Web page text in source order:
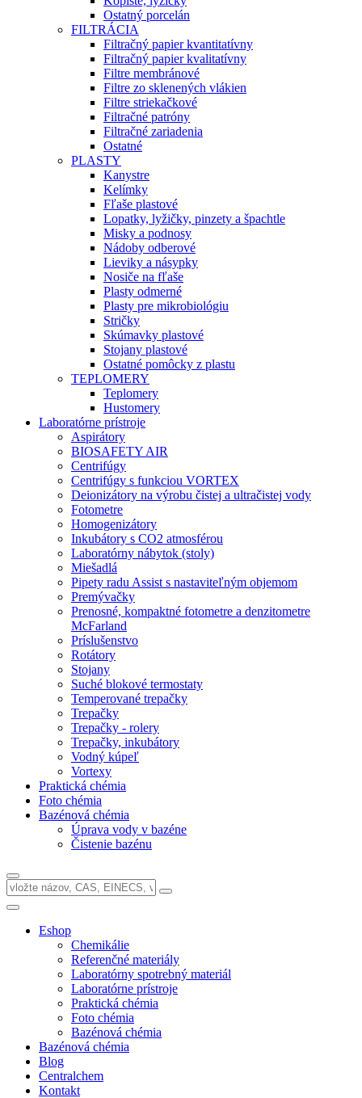
Ostatný porcelán
FILTRÁCIA
Filtračný papier kvantitatívny
Filtračný papier kvalitatívny
Filtre membránové
Filtre zo sklenených vlákien
Filtre striekačkové
Filtračné patróny
Filtračné zariadenia
Ostatné
PLASTY
Kanystre
Kelímky
Fľaše plastové
Lopatky, lyžičky, pinzety a špachtle
Misky a podnosy
Nádoby odberové
Lieviky a násypky
Nosiče na fľaše
Plasty odmerné
Plasty pre mikrobiológiu
Stričky
Skúmavky plastové
Stojany plastové
Ostatné pomôcky z plastu
TEPLOMERY
Teplomery
Hustomery
Laboratórne prístroje
Aspirátory
BIOSAFETY AIR
Centrifúgy
Centrifúgy s funkciou VORTEX
Deionizátory na výrobu čistej a ultračistej vody
Fotometre
Homogenizátory
Inkubátory s CO2 atmosférou
Laboratórny nábytok (stoly)
Miešadlá
Pipety radu Assist s nastaviteľným objemom
Premývačky
Prenosné, kompaktné fotometre a denzitometre
McFarland
Príslušenstvo
Rotátory
Stojany
Suché blokové termostaty
Temperované trepačky
Trepačky
Trepačky - rolery
Trepačky, inkubátory
Vodný kúpeľ
Vortexy
Praktická chémia
Foto chémia
Bazénová chémia
Úprava vody v bazéne
Čistenie bazénu
Eshop
Chemikálie
Referenčné materiály
Laboratórny spotrebný materiál
Laboratórne prístroje
Praktická chémia
Foto chémia
Bazénová chémia
Bazénová chémia
Blog
Centralchem
Kontakt